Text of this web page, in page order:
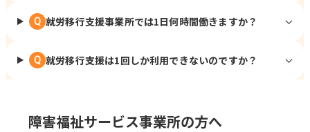
Q 就労移行支援事業所では1日何時間働きますか？
Q 就労移行支援は1回しか利用できないのですか？
障害福祉サービス事業所の方へ